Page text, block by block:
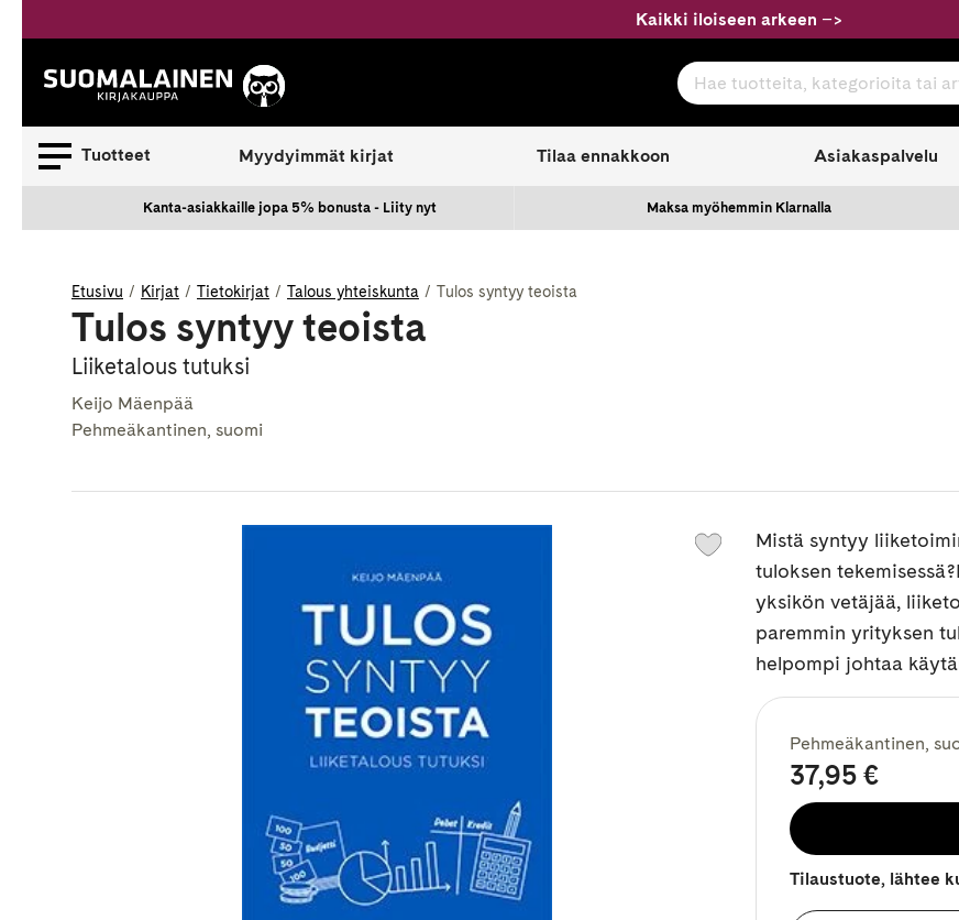
sisältöön
Kaikki iloiseen arkeen –>
Suomalainen.com Hae tuotteita, kategorioita tai
Tuotteet Myydyimmät kirjat Tilaa ennakkoon Asiakaspalvelu
Kanta-asiakkaille jopa 5% bonusta - Liity nyt Maksa myöhemmin Klarnalla
Etusivu Kirjat Tietokirjat Talous yhteiskunta Tulos syntyy teoista
Tulos syntyy teoista
Liiketalous tutuksi
Keijo Mäenpää
Pehmeäkantinen, suomi
Mistä syntyy
tuloksen
yksikön vetäjää,
paremmin yrityksen
helpompi johtaa
Pehmeäkantinen,
37,95 €
Tilaustuote, lähtee